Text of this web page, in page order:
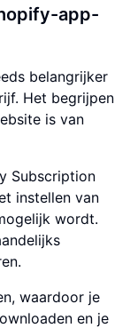
app-
belangrijker
Het begrijpen
is van
Subscription
instellen van
wordt.
waardoor je
en je